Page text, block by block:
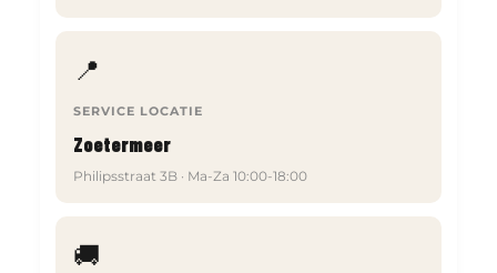
📍
SERVICE LOCATIE
Zoetermeer
Philipsstraat 3B · Ma-Za 10:00-18:00
🚚